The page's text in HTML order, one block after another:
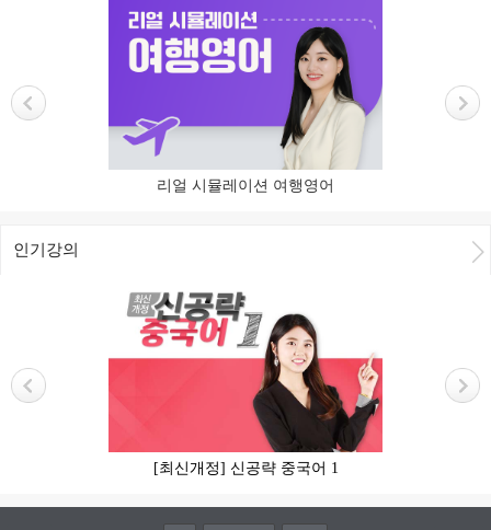
리얼 시뮬레이션 여행영어
인기강의
[최신개정] 신공략 중국어 1